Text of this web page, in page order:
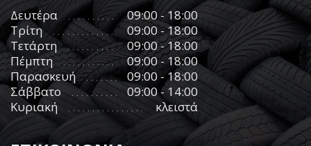
Δευτέρα
09:00 - 18:00
Τρίτη
09:00 - 18:00
Τετάρτη
09:00 - 18:00
Πέμπτη
09:00 - 18:00
Παρασκευή
09:00 - 18:00
Σάββατο
09:00 - 14:00
Κυριακή
κλειστά